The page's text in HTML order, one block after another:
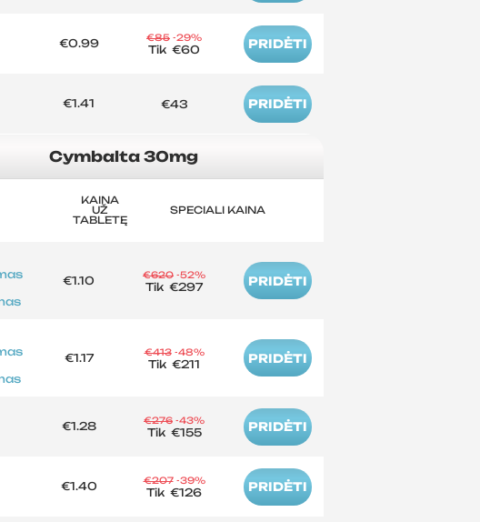
€0.99 €85 -29%
Tik €60 PRIDĖTI
€1.41 €43 PRIDĖTI
Cymbalta 30mg
KAINA
UŽ
TABLETĘ
SPECIALI KAINA
€1.10 €620 -52%
Tik €297 PRIDĖTI
€1.17 €413 -48%
Tik €211 PRIDĖTI
€1.28 €276 -43%
Tik €155 PRIDĖTI
€1.40 €207 -39%
Tik €126 PRIDĖTI